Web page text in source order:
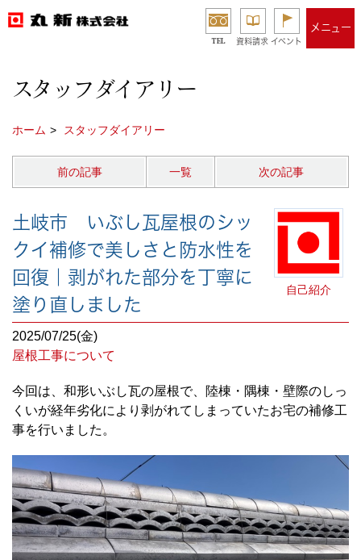
TEL 資料請求 イベント
メニュー
スタッフダイアリー
ホーム スタッフダイアリー
前の記事 一覧 次の記事
土岐市 いぶし瓦屋根のシッ
クイ補修で美しさと防水性を
回復｜剥がれた部分を丁寧に
塗り直しました
自己紹介
2025/07/25(金)
屋根工事について
今回は、和形いぶし瓦の屋根で、陸棟・隅棟・壁際のしっ
くいが経年劣化により剥がれてしまっていたお宅の補修工
事を行いました。